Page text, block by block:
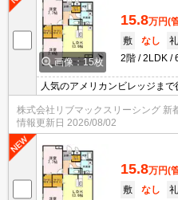
画像：15枚
15.8万円(
敷
なし 礼
2階
2LDK
人気のアメリカンビレッジま
内小型犬2匹・猫2匹まで）ホ
ーネット無料。
株式会社リブマックスリーシング 新
情報更新日 2026/08/02
15.8万円(
敷
なし 礼